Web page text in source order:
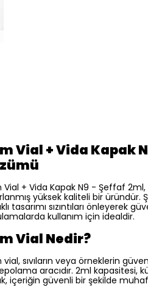
Vial + Vida Kapak
Vial + Vida Kapak N9 - Şeffaf
yüksek kaliteli bir
tasarımı sızıntıları önleyerek
kullanım için idealdir.
Vial Nedir?
vial, sıvıların veya örneklerin
aracıdır. 2ml kapasitesi,
içeriğin güvenli bir şekilde